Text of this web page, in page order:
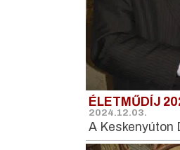
ÉLETMŰDÍJ
2024.12.03.
A Keskenyúton